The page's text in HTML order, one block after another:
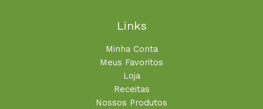
Links
Minha Conta
Meus Favoritos
Loja
Receitas
Nossos Produtos